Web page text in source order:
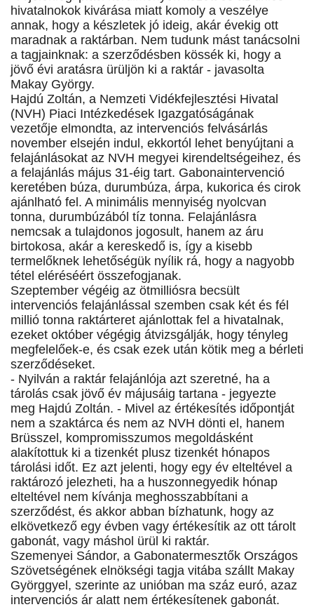
hivatalnokok kivárása miatt komoly a veszélye
annak, hogy a készletek jó ideig, akár évekig ott
maradnak a raktárban. Nem tudunk mást tanácsolni
a tagjainknak: a szerződésben kössék ki, hogy a
jövő évi aratásra ürüljön ki a raktár - javasolta
Makay György.
Hajdú Zoltán, a Nemzeti Vidékfejlesztési Hivatal
(NVH) Piaci Intézkedések Igazgatóságának
vezetője elmondta, az intervenciós felvásárlás
november elsején indul, ekkortól lehet benyújtani a
felajánlásokat az NVH megyei kirendeltségeihez, és
a felajánlás május 31-éig tart. Gabonaintervenció
keretében búza, durumbúza, árpa, kukorica és cirok
ajánlható fel. A minimális mennyiség nyolcvan
tonna, durumbúzából tíz tonna. Felajánlásra
nemcsak a tulajdonos jogosult, hanem az áru
birtokosa, akár a kereskedő is, így a kisebb
termelőknek lehetőségük nyílik rá, hogy a nagyobb
tétel eléréséért összefogjanak.
Szeptember végéig az ötmilliósra becsült
intervenciós felajánlással szemben csak két és fél
millió tonna raktárteret ajánlottak fel a hivatalnak,
ezeket október végégig átvizsgálják, hogy tényleg
megfelelőek-e, és csak ezek után kötik meg a bérleti
szerződéseket.
- Nyilván a raktár felajánlója azt szeretné, ha a
tárolás csak jövő év májusáig tartana - jegyezte
meg Hajdú Zoltán. - Mivel az értékesítés időpontját
nem a szaktárca és nem az NVH dönti el, hanem
Brüsszel, kompromisszumos megoldásként
alakítottuk ki a tizenkét plusz tizenkét hónapos
tárolási időt. Ez azt jelenti, hogy egy év elteltével a
raktározó jelezheti, ha a huszonnegyedik hónap
elteltével nem kívánja meghosszabbítani a
szerződést, és akkor abban bízhatunk, hogy az
elkövetkező egy évben vagy értékesítik az ott tárolt
gabonát, vagy máshol ürül ki raktár.
Szemenyei Sándor, a Gabonatermesztők Országos
Szövetségének elnökségi tagja vitába szállt Makay
Györggyel, szerinte az unióban ma száz euró, azaz
intervenciós ár alatt nem értékesítenek gabonát.